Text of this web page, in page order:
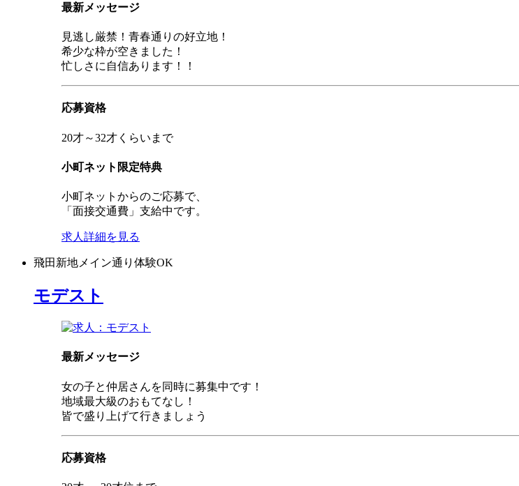
最新メッセージ
見逃し厳禁！青春通りの好立地！
希少な枠が空きました！
忙しさに自信あります！！
応募資格
20才～32才くらいまで
小町ネット限定特典
小町ネットからのご応募で、
「面接交通費」支給中です。
求人詳細を見る
飛田新地 メイン通り 体験OK
モデスト
最新メッセージ
女の子と仲居さんを同時に募集中です！
地域最大級のおもてなし！
皆で盛り上げて行きましょう
応募資格